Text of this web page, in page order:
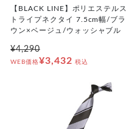
【BLACK LINE】ポリエステルス
トライプネクタイ 7.5cm幅/ブラ
ウン×ベージュ/ウォッシャブル
¥4,290
WEB価格¥3,432 税込